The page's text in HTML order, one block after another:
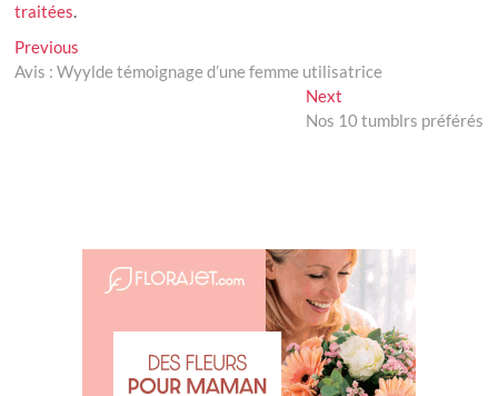
traitées.
Navigation
de
Previous
post:
Avis : Wyylde témoignage d’une femme utilisatrice
NextNext
post:
Nos 10 tumblrs préférés